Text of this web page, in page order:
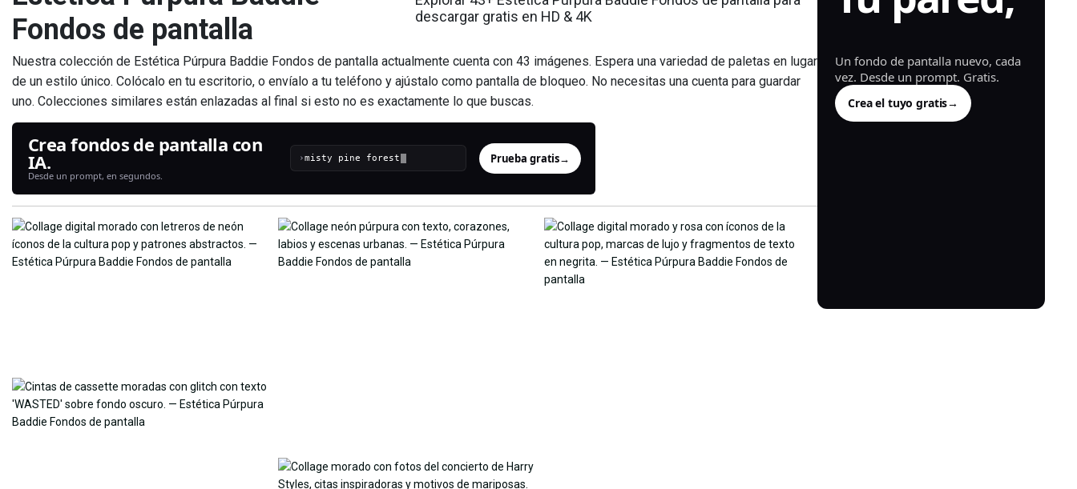
Fondos de pantalla
descargar gratis en HD & 4K
Nuestra colección de Estética Púrpura Baddie Fondos de pantalla actualmente cuenta con 43 imágenes. Espera una variedad de paletas en lugar
de un estilo único. Colócalo en tu escritorio, o envíalo a tu teléfono y ajústalo como pantalla de bloqueo. No necesitas una cuenta para guardar
uno. Colecciones similares están enlazadas al final si esto no es exactamente lo que buscas.
Crea fondos de pantalla con
IA.
Desde un prompt, en segundos.
› Prueba gratis→
generada.
Un fondo de pantalla nuevo, cada
vez. Desde un prompt. Gratis.
Crea el tuyo gratis→